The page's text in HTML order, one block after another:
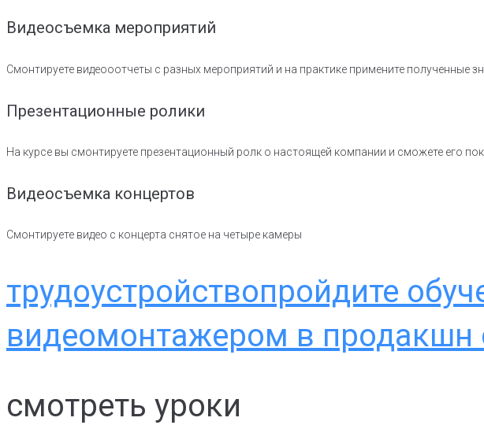
Видеосъемка мероприятий
Смонтируете видеооотчеты с разных мероприятий и на практике примените полученные
Презентационные ролики
На курсе вы смонтируете презентационный ролк о настоящей компании и сможете его
Видеосъемка концертов
Смонтируете видео с концерта снятое на четыре камеры
трудоустройствопройдите
видеомонтажером в продакшн
смотреть уроки